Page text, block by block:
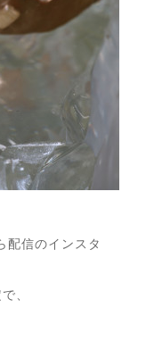
信のインスタ
、